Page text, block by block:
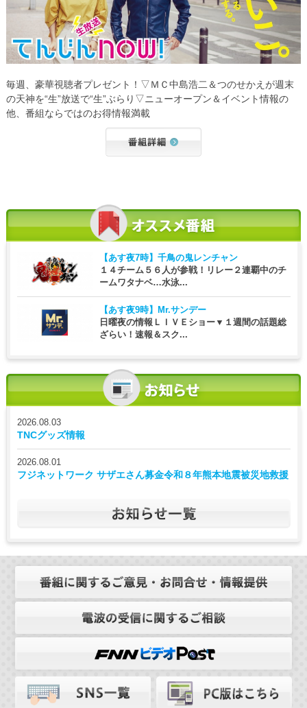
毎週、豪華視聴者プレゼント！▽ＭＣ中島浩二＆つのせかえが週末
の天神を“生”放送で“生”ぶらり▽ニューオープン＆イベント情報の
他、番組ならではのお得情報満載
【あす夜7時】 千鳥の鬼レンチャン
１４チーム５６人が参戦！リレー２連覇中のチ
ームワタナベ…水泳...
【あす夜9時】
Mr.サンデー
日曜夜の情報ＬＩＶＥショー▼１週間の話題総
ざらい！速報＆スク...
2026.08.03
TNCグッズ情報
2026.08.01
フジネットワーク サザエさん募金令和８年熊本地震被災地救援